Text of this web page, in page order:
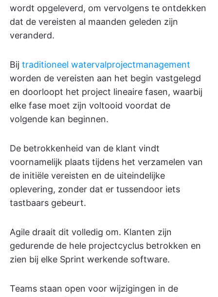
wordt opgeleverd, om vervolgens te ontdekken
dat de vereisten al maanden geleden zijn
veranderd.
Bij traditioneel watervalprojectmanagement
worden de vereisten aan het begin vastgelegd
en doorloopt het project lineaire fasen, waarbij
elke fase moet zijn voltooid voordat de
volgende kan beginnen.
De betrokkenheid van de klant vindt
voornamelijk plaats tijdens het verzamelen van
de initiële vereisten en de uiteindelijke
oplevering, zonder dat er tussendoor iets
tastbaars gebeurt.
Agile draait dit volledig om. Klanten zijn
gedurende de hele projectcyclus betrokken en
zien bij elke Sprint werkende software.
Teams staan open voor wijzigingen in de